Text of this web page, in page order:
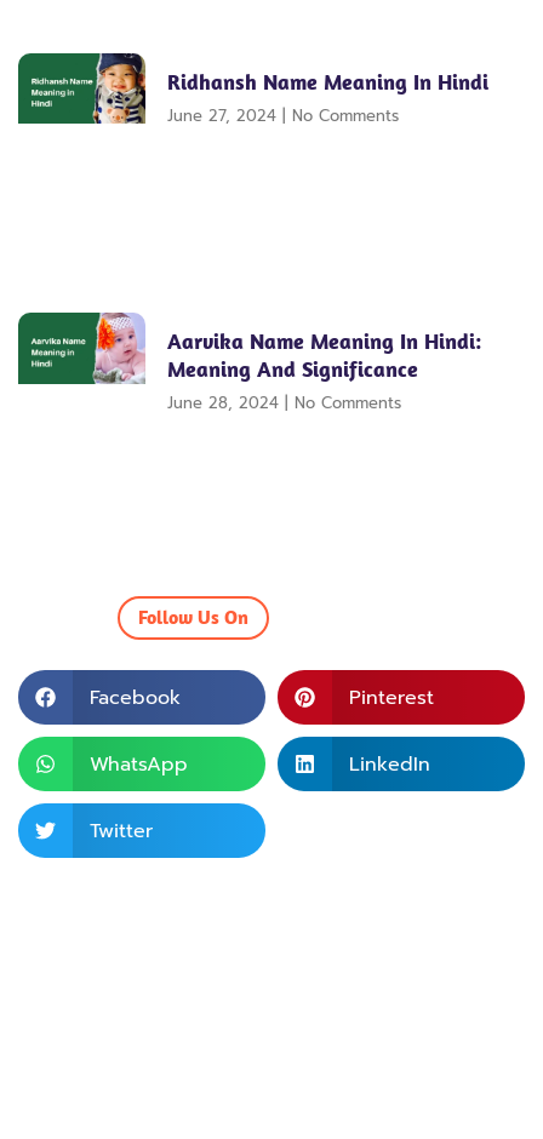
Ridhansh Name Meaning In Hindi
June 27, 2024 No Comments
Aarvika Name Meaning In Hindi:
Meaning And Significance
June 28, 2024 No Comments
Follow Us On
Facebook Pinterest
WhatsApp LinkedIn
Twitter